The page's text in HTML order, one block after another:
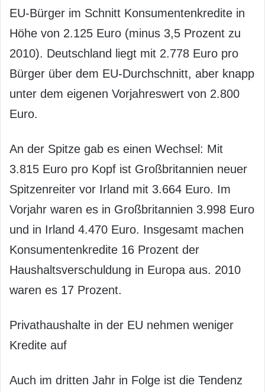
EU-Bürger im Schnitt Konsumentenkredite in
Höhe von 2.125 Euro (minus 3,5 Prozent zu
2010). Deutschland liegt mit 2.778 Euro pro
Bürger über dem EU-Durchschnitt, aber knapp
unter dem eigenen Vorjahreswert von 2.800
Euro.
An der Spitze gab es einen Wechsel: Mit
3.815 Euro pro Kopf ist Großbritannien neuer
Spitzenreiter vor Irland mit 3.664 Euro. Im
Vorjahr waren es in Großbritannien 3.998 Euro
und in Irland 4.470 Euro. Insgesamt machen
Konsumentenkredite 16 Prozent der
Haushaltsverschuldung in Europa aus. 2010
waren es 17 Prozent.
Privathaushalte in der EU nehmen weniger
Kredite auf
Auch im dritten Jahr in Folge ist die Tendenz